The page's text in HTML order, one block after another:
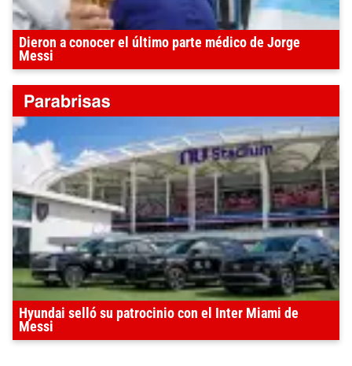
Dieron a conocer el último parte médico de Jorge
Messi
Hyundai selló su patrocinio con el Inter Miami de
Messi